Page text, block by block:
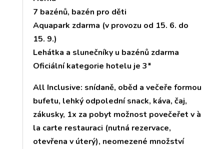
7 bazénů, bazén pro děti
Aquapark zdarma (v provozu od 15. 6. do
15. 9.)
Lehátka a slunečníky u bazénů zdarma
Oficiální kategorie hotelu je 3*
All Inclusive: snídaně, oběd a večeře formou
bufetu, lehký odpolední snack, káva, čaj,
zákusky, 1x za pobyt možnost povečeřet v à
la carte restauraci (nutná rezervace,
otevřena v úterý), neomezené množství